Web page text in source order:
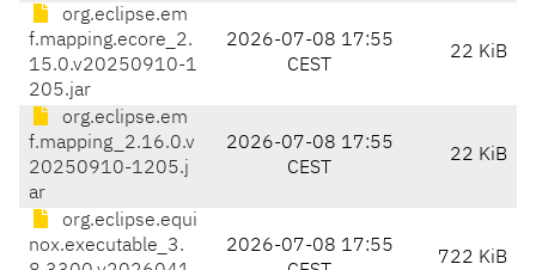
org.eclipse.em
f.mapping.ecore_2.
15.0.v20250910-1
205.jar
2026-07-08 17:55
CEST
22 KiB
org.eclipse.em
f.mapping_2.16.0.v
20250910-1205.j
ar
2026-07-08 17:55
CEST
22 KiB
org.eclipse.equi
nox.executable_3.
2026-07-08 17:55
722 KiB